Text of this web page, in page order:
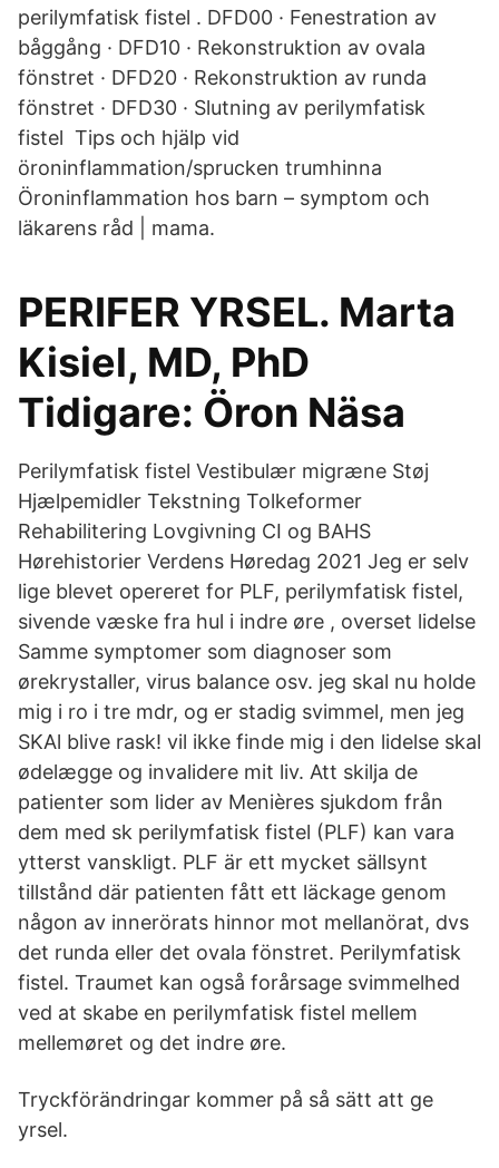
perilymfatisk fistel . DFD00 · Fenestration av
båggång · DFD10 · Rekonstruktion av ovala
fönstret · DFD20 · Rekonstruktion av runda
fönstret · DFD30 · Slutning av perilymfatisk
fistel Tips och hjälp vid
öroninflammation/sprucken trumhinna
Öroninflammation hos barn – symptom och
läkarens råd | mama.
PERIFER YRSEL. Marta
Kisiel, MD, PhD
Tidigare: Öron Näsa
Perilymfatisk fistel Vestibulær migræne Støj
Hjælpemidler Tekstning Tolkeformer
Rehabilitering Lovgivning CI og BAHS
Hørehistorier Verdens Høredag 2021 Jeg er selv
lige blevet opereret for PLF, perilymfatisk fistel,
sivende væske fra hul i indre øre , overset lidelse
Samme symptomer som diagnoser som
ørekrystaller, virus balance osv. jeg skal nu holde
mig i ro i tre mdr, og er stadig svimmel, men jeg
SKAl blive rask! vil ikke finde mig i den lidelse skal
ødelægge og invalidere mit liv. Att skilja de
patienter som lider av Menières sjukdom från
dem med sk perilymfatisk fistel (PLF) kan vara
ytterst vanskligt. PLF är ett mycket sällsynt
tillstånd där patienten fått ett läckage genom
någon av innerörats hinnor mot mellanörat, dvs
det runda eller det ovala fönstret. Perilymfatisk
fistel. Traumet kan også forårsage svimmelhed
ved at skabe en perilymfatisk fistel mellem
mellemøret og det indre øre.
Tryckförändringar kommer på så sätt att ge
yrsel.